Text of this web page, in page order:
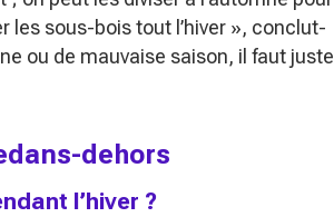
les sous-bois tout l’hiver », conclut-
ou de mauvaise saison, il faut juste
dehors
l’hiver ?